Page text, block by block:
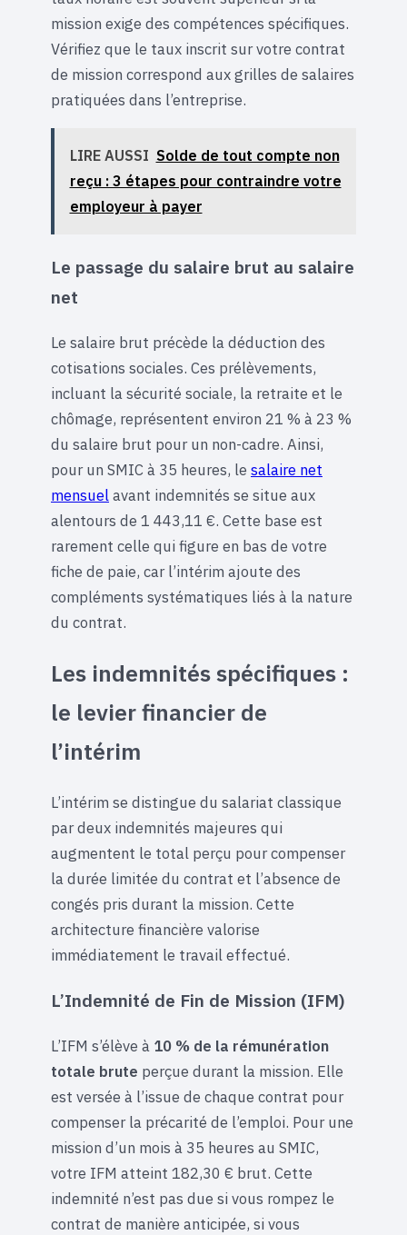
mission exige des compétences spécifiques.
Vérifiez que le taux inscrit sur votre contrat
de mission correspond aux grilles de salaires
pratiquées dans l’entreprise.
LIRE AUSSI Solde de tout compte non
reçu : 3 étapes pour contraindre votre
employeur à payer
Le passage du salaire brut au salaire
net
Le salaire brut précède la déduction des
cotisations sociales. Ces prélèvements,
incluant la sécurité sociale, la retraite et le
chômage, représentent environ 21 % à 23 %
du salaire brut pour un non-cadre. Ainsi,
pour un SMIC à 35 heures, le salaire net
mensuelavant indemnités se situe aux
alentours de 1 443,11 €. Cette base est
rarement celle qui figure en bas de votre
fiche de paie, car l’intérim ajoute des
compléments systématiques liés à la nature
du contrat.
Les indemnités spécifiques :
le levier financier de
l’intérim
L’intérim se distingue du salariat classique
par deux indemnités majeures qui
augmentent le total perçu pour compenser
la durée limitée du contrat et l’absence de
congés pris durant la mission. Cette
architecture financière valorise
immédiatement le travail effectué.
L’Indemnité de Fin de Mission (IFM)
L’IFM s’élève à 10 % de la rémunération
totale brute perçue durant la mission. Elle
est versée à l’issue de chaque contrat pour
compenser la précarité de l’emploi. Pour une
mission d’un mois à 35 heures au SMIC,
votre IFM atteint 182,30 € brut. Cette
indemnité n’est pas due si vous rompez le
contrat de manière anticipée, si vous